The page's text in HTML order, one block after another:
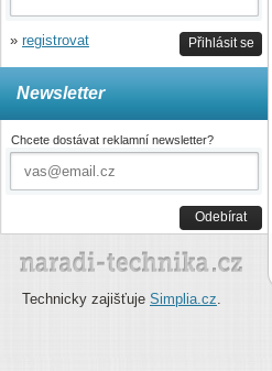
Přihlásit se
» registrovat
Newsletter
Chcete dostávat reklamní newsletter?
Odebírat
Technicky zajišťuje Simplia.cz.